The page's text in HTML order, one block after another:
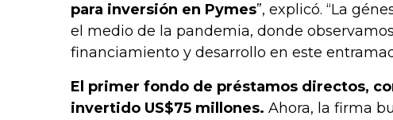
para inversión en Pymes”, explicó. “La
el medio de la pandemia, donde
financiamiento y desarrollo en este
El primer fondo de préstamos directos,
invertido US$75 millones. Ahora, la firma